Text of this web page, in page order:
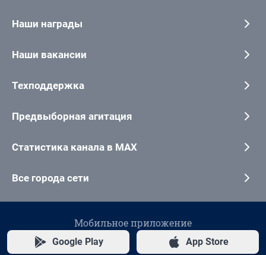
Наши награды
Наши вакансии
Техподдержка
Предвыборная агитация
Статистика канала в MAX
Все города сети
Мобильное приложение
Google Play App Store